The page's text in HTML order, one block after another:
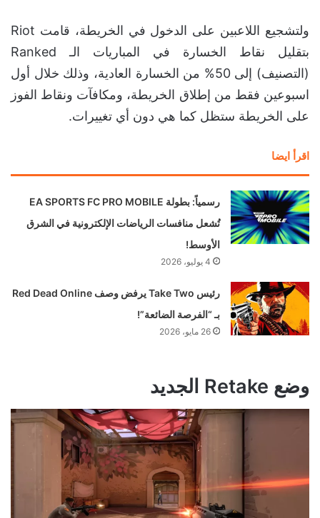
ولتشجيع اللاعبين على الدخول في الخريطة، قامت Riot
بتقليل نقاط الخسارة في المباريات الـ Ranked
(التصنيف) إلى 50% من الخسارة العادية، وذلك خلال أول
اسبوعين فقط من إطلاق الخريطة، ومكافآت ونقاط الفوز
على الخريطة ستظل كما هي دون أي تغييرات.
اقرأ ايضا
رسمياً: بطولة EA SPORTS FC PRO MOBILE
تُشعل منافسات الرياضات الإلكترونية في الشرق
الأوسط!
4 يوليو، 2026
رئيس Take Two يرفض وصف Red Dead Online
بـ “الفرصة الضائعة”!
26 مايو، 2026
وضع Retake الجديد